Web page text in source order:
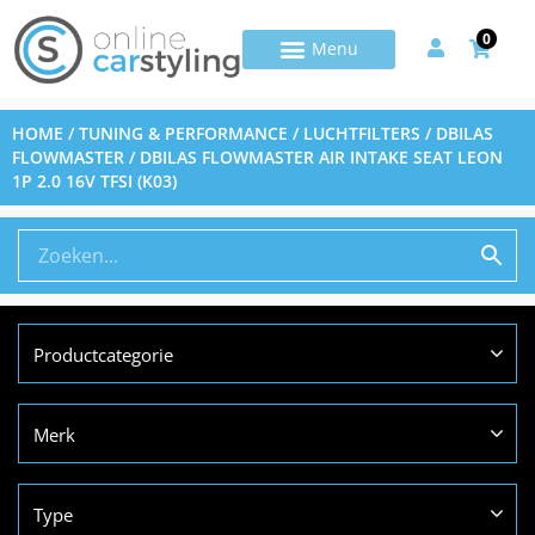
0
HOME /TUNING & PERFORMANCE / LUCHTFILTERS / DBILAS
FLOWMASTER / DBILAS FLOWMASTER AIR INTAKE SEAT LEON
1P 2.0 16V TFSI (K03)
Productcategorie
Merk
Type